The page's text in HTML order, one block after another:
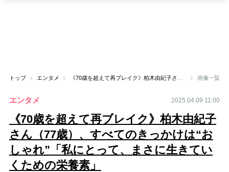
トップ エンタメ 画像一覧
エンタメ 2025.04.09 11:00
《70歳を超えて再ブレイク》柏木由紀子
さん（77歳）、すべてのきっかけは“お
しゃれ”「私にとって、まさに生きてい
くための栄養素」